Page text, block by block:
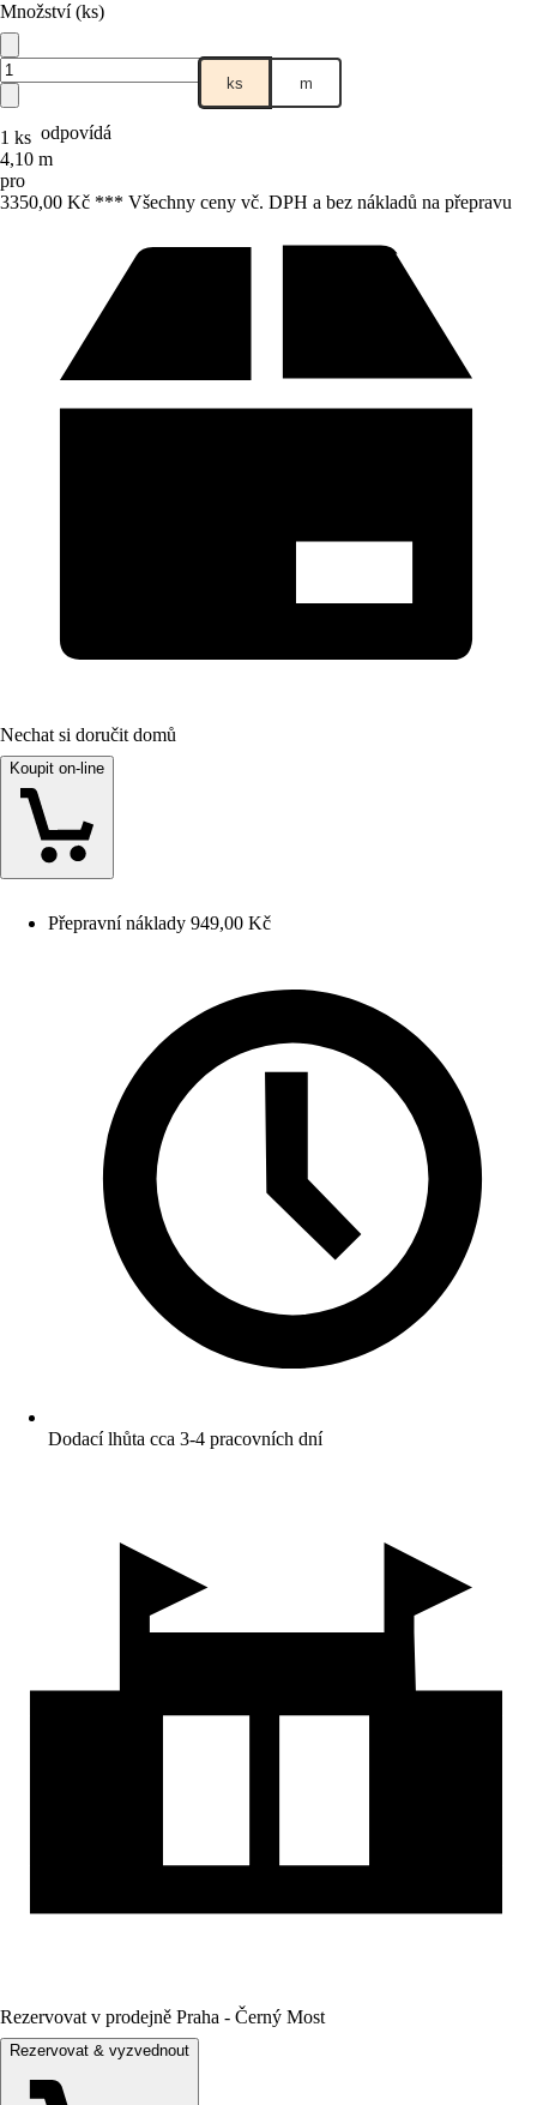
Množství (ks)
ks m
1 ks odpovídá
4,10 m
pro
3350,00 Kč *** Všechny ceny vč. DPH a bez nákladů na přepravu
Nechat si doručit domů
Koupit on-line
Přepravní náklady 949,00 Kč
Dodací lhůta cca 3-4 pracovních dní
Rezervovat v prodejně Praha - Černý Most
Rezervovat & vyzvednout